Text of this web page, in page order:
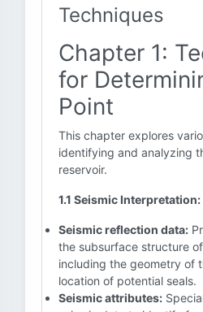
Techniques
Chapter 1:
for
Point
This chapter explores
identifying and analyzing
reservoir.
1.1 Seismic Interpretation:
Seismic reflection data:
the subsurface structure
including the geometry of
location of potential seals.
Seismic attributes: